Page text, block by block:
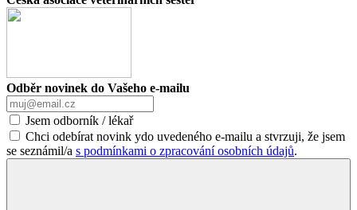
Odběr novinek do Vašeho e-mailu
Jsem odborník / lékař
Chci odebírat novink ydo uvedeného e-mailu a stvrzuji, že jsem
se seznámil/a s podmínkami o zpracování osobních údajů.